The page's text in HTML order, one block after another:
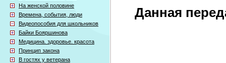
На женской половине
Времена, события, люди
Видеопособия для школьников
Байки Бояршинова
Медицина. здоровье. красота
Принцип закона
В гостях у ветерана
Данная